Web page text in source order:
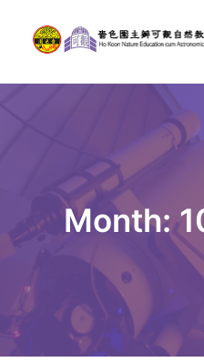
博物天地
比賽/專題計劃
SEARCH
Month: